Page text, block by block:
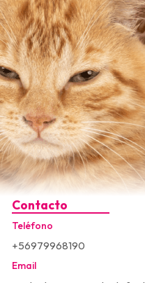
Contacto
Teléfono
+56979968190
Email